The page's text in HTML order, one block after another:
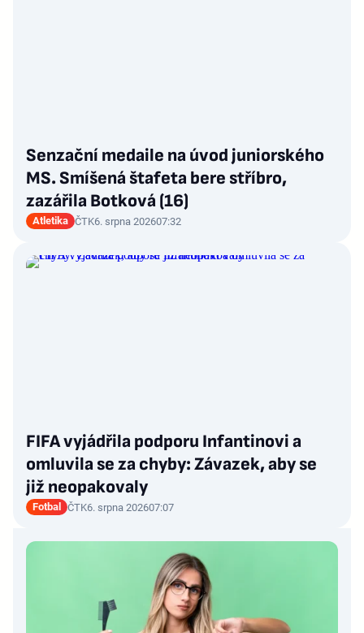
Senzační medaile na úvod juniorského
MS. Smíšená štafeta bere stříbro,
zazářila Botková (16)
Atletika ČTK6. srpna 202607:32
FIFA vyjádřila podporu Infantinovi a
omluvila se za chyby: Závazek, aby se
již neopakovaly
Fotbal ČTK6. srpna 202607:07